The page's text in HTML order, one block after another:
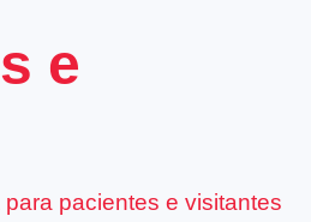
e
pacientes e visitantes